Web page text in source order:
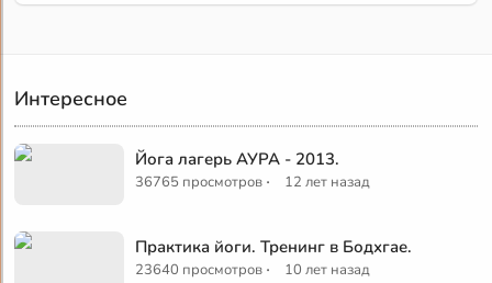
Интересное
Йога лагерь АУРА - 2013.
36765 просмотров · 12 лет назад
Практика йоги. Тренинг в Бодхгае.
23640 просмотров · 10 лет назад